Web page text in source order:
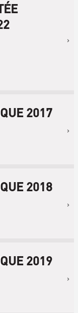
2017
2018
2019